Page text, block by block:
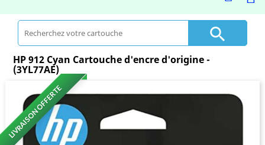

HP 912 Cyan Cartouche d'encre d'origine -
(3YL77AE)
LIVRAISON OFFERTE